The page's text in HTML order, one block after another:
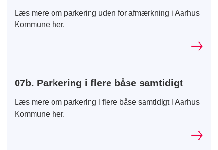
Læs mere om parkering uden for afmærkning i Aarhus
Kommune her.
07b. Parkering i flere båse samtidigt
Læs mere om parkering i flere båse samtidigt i Aarhus
Kommune her.